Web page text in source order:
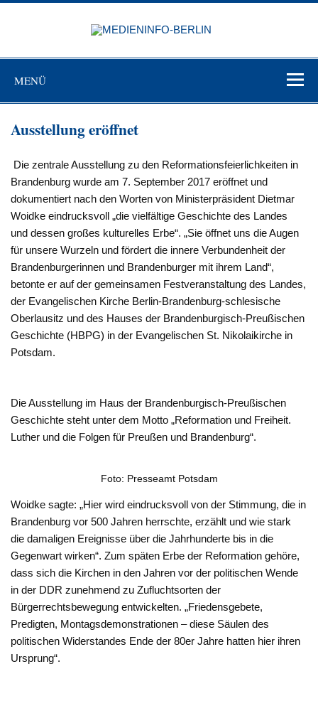
Zum
MENÜ
Ausstellung eröffnet
Die zentrale Ausstellung zu den Reformationsfeierlichkeiten in
Brandenburg wurde am 7. September 2017 eröffnet und
dokumentiert nach den Worten von Ministerpräsident Dietmar
Woidke eindrucksvoll „die vielfältige Geschichte des Landes
und dessen großes kulturelles Erbe“. „Sie öffnet uns die Augen
für unsere Wurzeln und fördert die innere Verbundenheit der
Brandenburgerinnen und Brandenburger mit ihrem Land“,
betonte er auf der gemeinsamen Festveranstaltung des Landes,
der Evangelischen Kirche Berlin-Brandenburg-schlesische
Oberlausitz und des Hauses der Brandenburgisch-Preußischen
Geschichte (HBPG) in der Evangelischen St. Nikolaikirche in
Potsdam.
Die Ausstellung im Haus der Brandenburgisch-Preußischen
Geschichte steht unter dem Motto „Reformation und Freiheit.
Luther und die Folgen für Preußen und Brandenburg“.
Foto: Presseamt Potsdam
Woidke sagte: „Hier wird eindrucksvoll von der Stimmung, die in
Brandenburg vor 500 Jahren herrschte, erzählt und wie stark
die damaligen Ereignisse über die Jahrhunderte bis in die
Gegenwart wirken“. Zum späten Erbe der Reformation gehöre,
dass sich die Kirchen in den Jahren vor der politischen Wende
in der DDR zunehmend zu Zufluchtsorten der
Bürgerrechtsbewegung entwickelten. „Friedensgebete,
Predigten, Montagsdemonstrationen – diese Säulen des
politischen Widerstandes Ende der 80er Jahre hatten hier ihren
Ursprung“.